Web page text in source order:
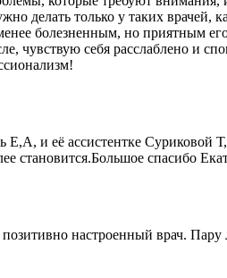
делать только у таких врачей,
болезненным, но приятным
чувствую себя расслаблено и
Е,А, и её ассистентке
становится.Большое спасибо
настроенный врач.